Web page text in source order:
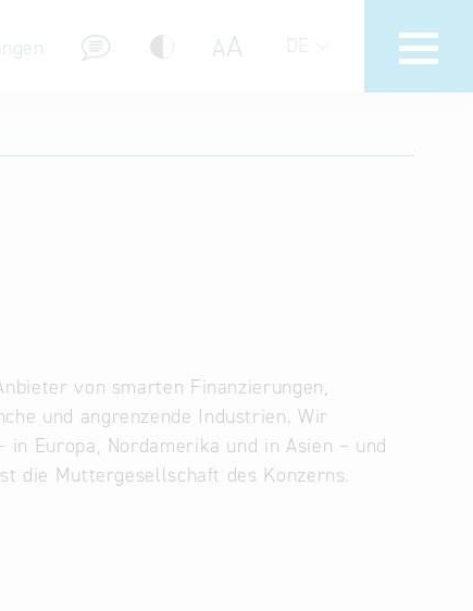
AA DE
von smarten Finanzierungen,
und angrenzende Industrien. Wir
Europa, Nordamerika und in Asien – und
die Muttergesellschaft des Konzerns.